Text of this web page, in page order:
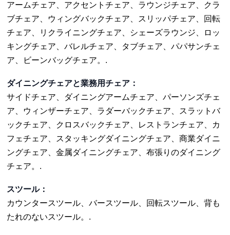
アームチェア、アクセントチェア、ラウンジチェア、クラ
ブチェア、ウィングバックチェア、スリッパチェア、回転
チェア、リクライニングチェア、シェーズラウンジ、ロッ
キングチェア、バレルチェア、タブチェア、パパサンチェ
ア、ビーンバッグチェア。.
ダイニングチェアと業務用チェア：
サイドチェア、ダイニングアームチェア、パーソンズチェ
ア、ウィンザーチェア、ラダーバックチェア、スラットバ
ックチェア、クロスバックチェア、レストランチェア、カ
フェチェア、スタッキングダイニングチェア、商業ダイニ
ングチェア、金属ダイニングチェア、布張りのダイニング
チェア。.
スツール：
カウンタースツール、バースツール、回転スツール、背も
たれのないスツール。.